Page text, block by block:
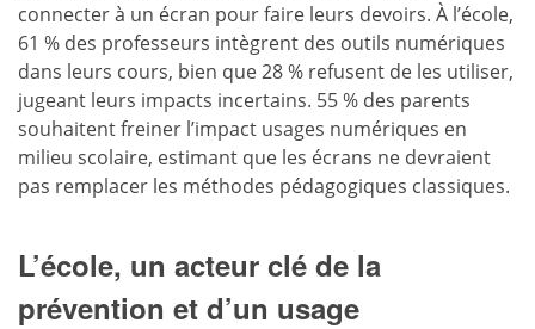
connecter à un écran pour faire leurs devoirs. À l’école,
61 % des professeurs intègrent des outils numériques
dans leurs cours, bien que 28 % refusent de les utiliser,
jugeant leurs impacts incertains. 55 % des parents
souhaitent freiner l’impact usages numériques en
milieu scolaire, estimant que les écrans ne devraient
pas remplacer les méthodes pédagogiques classiques.
L’école, un acteur clé de la
prévention et d’un usage